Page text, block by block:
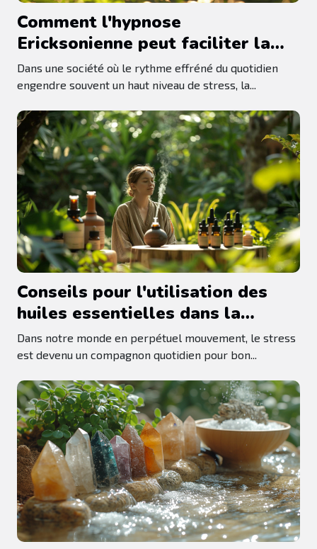
Comment l'hypnose
Ericksonienne peut faciliter la
gestion du stress quotidien
Dans une société où le rythme effréné du quotidien
engendre souvent un haut niveau de stress, la...
Conseils pour l'utilisation des
huiles essentielles dans la
gestion du stress
Dans notre monde en perpétuel mouvement, le stress
est devenu un compagnon quotidien pour bon...